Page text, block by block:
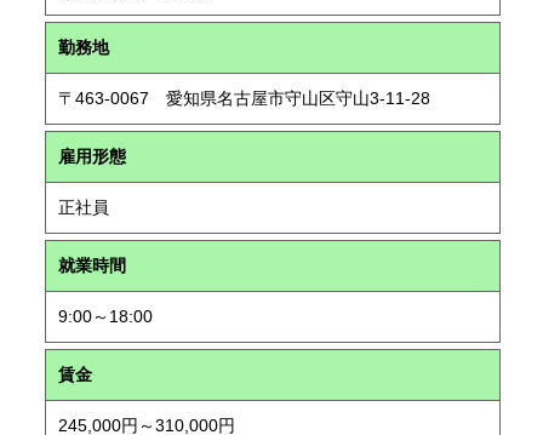
勤務地
〒463-0067 愛知県名古屋市守山区守山3-11-28
雇用形態
正社員
就業時間
9:00～18:00
賃金
245,000円～310,000円